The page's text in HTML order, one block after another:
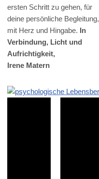
ersten Schritt zu gehen, für
deine persönliche Begleitung,
mit Herz und Hingabe. In
Verbindung, Licht und
Aufrichtigkeit,
Irene Matern